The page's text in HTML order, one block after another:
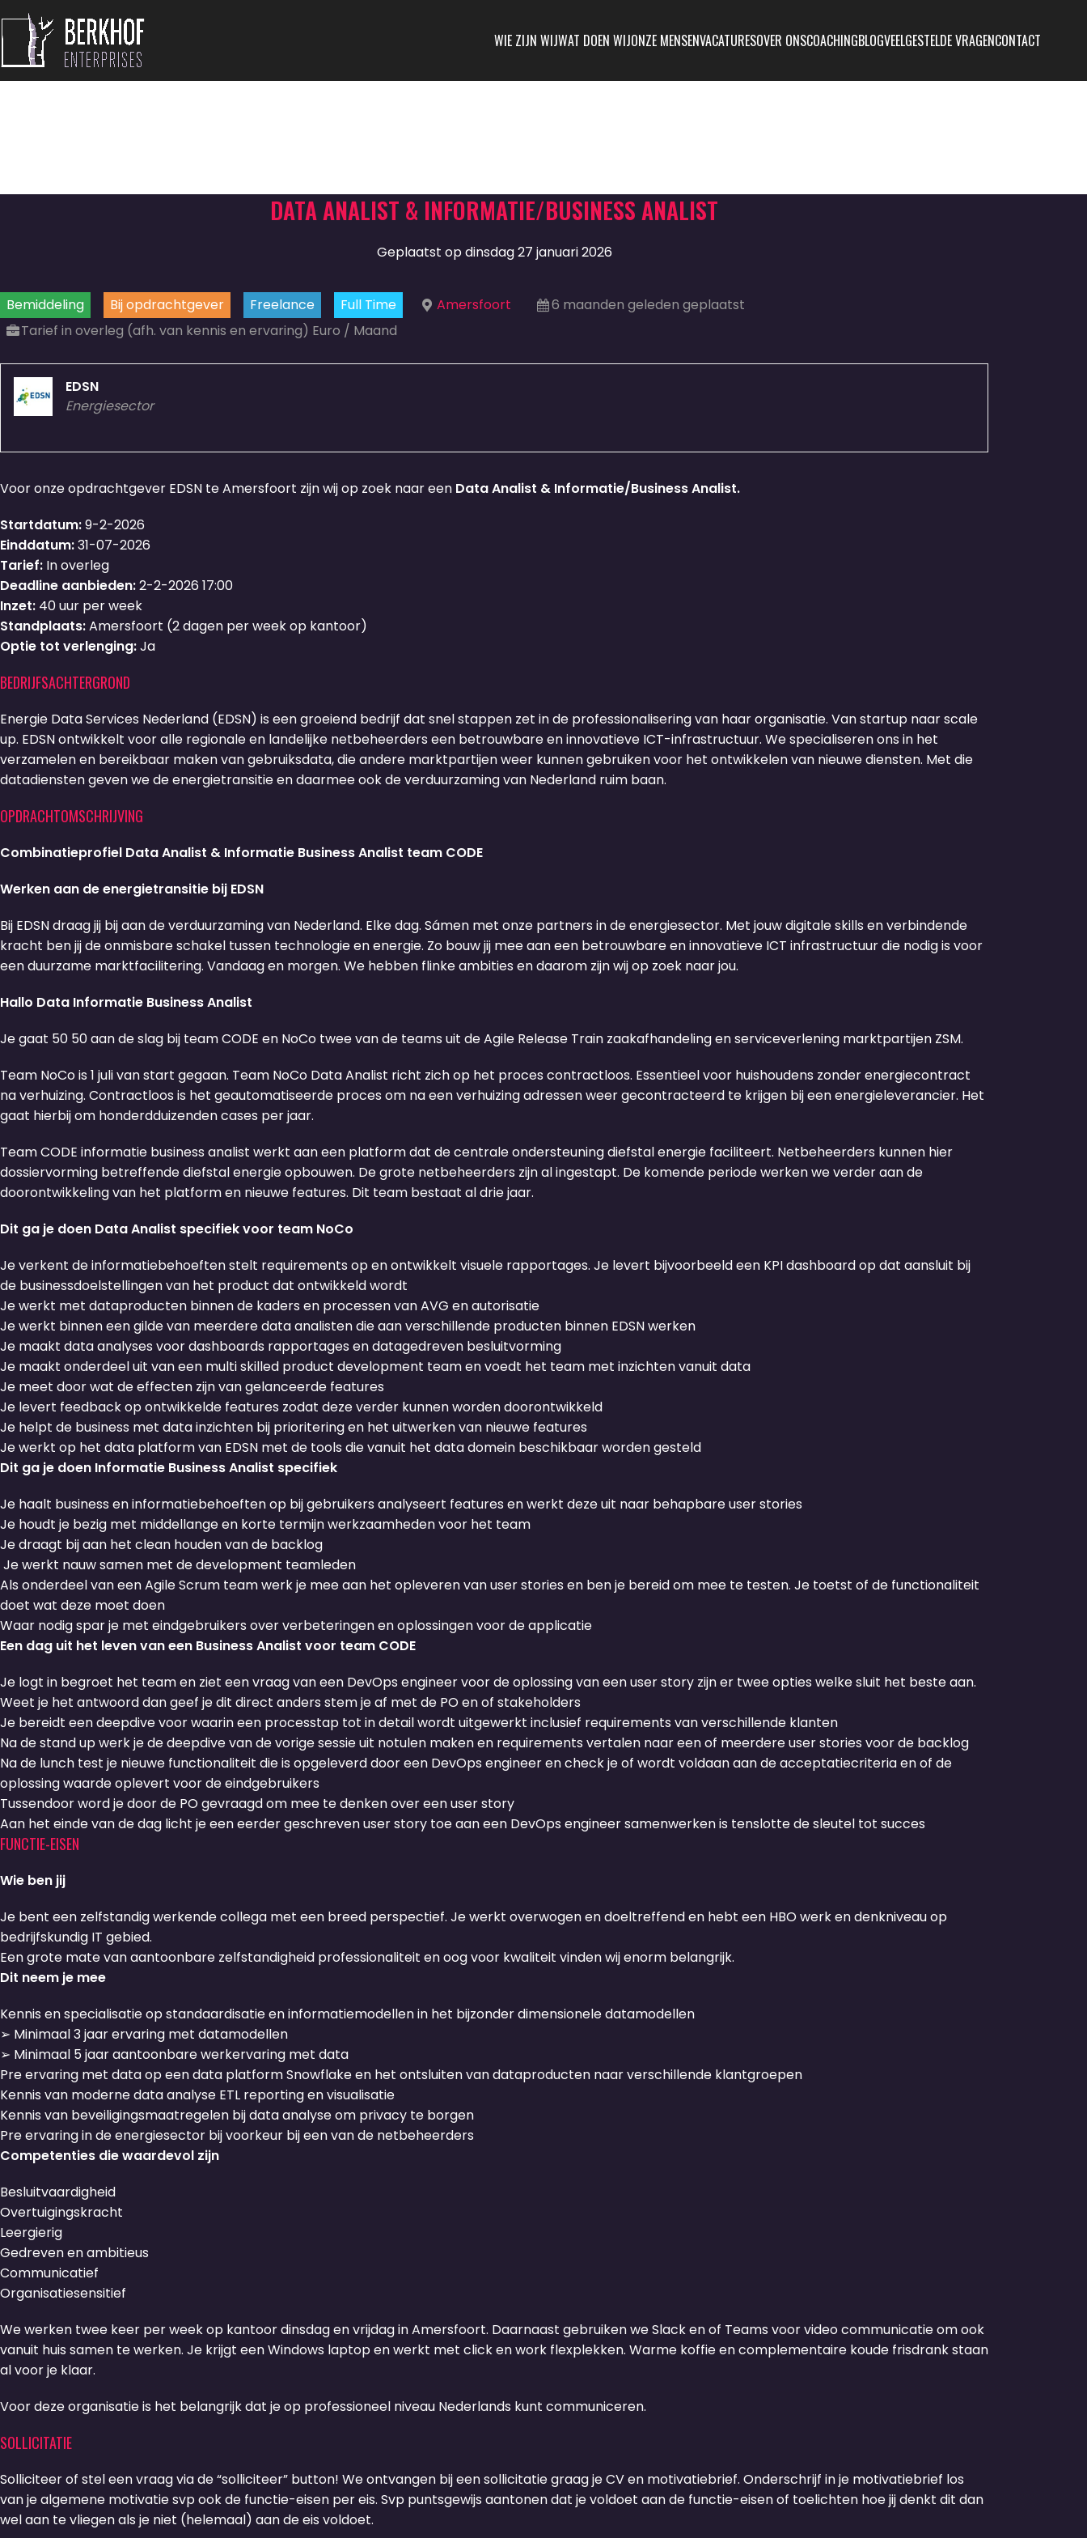
WIE ZIJN WIJWAT DOEN WIJONZE MENSENVACATURESOVER ONSCOACHINGBLOGVEELGESTELDE VRAGENCONTACT
DATA ANALIST & INFORMATIE/BUSINESS ANALIST
Geplaatst op dinsdag 27 januari 2026
Bemiddeling Bij opdrachtgever Freelance Full Time Amersfoort
6 maanden geleden geplaatst
Tarief in overleg (afh. van kennis en ervaring) Euro / Maand
EDSN
Energiesector
Voor onze opdrachtgever EDSN te Amersfoort zijn wij op zoek naar een Data Analist & Informatie/Business Analist.
Startdatum:9-2-2026
Einddatum:31-07-2026
Tarief: In overleg
Deadline aanbieden:2-2-2026 17:00
Inzet: 40 uur per week
Standplaats:Amersfoort (2 dagen per week op kantoor)
Optie tot verlenging:Ja
BEDRIJFSACHTERGROND
Energie Data Services Nederland (EDSN) is een groeiend bedrijf dat snel stappen zet in de professionalisering van haar organisatie. Van startup naar scale
up. EDSN ontwikkelt voor alle regionale en landelijke netbeheerders een betrouwbare en innovatieve ICT-infrastructuur. We specialiseren ons in het
verzamelen en bereikbaar maken van gebruiksdata, die andere marktpartijen weer kunnen gebruiken voor het ontwikkelen van nieuwe diensten. Met die
datadiensten geven we de energietransitie en daarmee ook de verduurzaming van Nederland ruim baan.
OPDRACHTOMSCHRIJVING
Combinatieprofiel Data Analist & Informatie Business Analist team CODE
Werken aan de energietransitie bij EDSN
Bij EDSN draag jij bij aan de verduurzaming van Nederland. Elke dag. Sámen met onze partners in de energiesector. Met jouw digitale skills en verbindende
kracht ben jij de onmisbare schakel tussen technologie en energie. Zo bouw jij mee aan een betrouwbare en innovatieve ICT infrastructuur die nodig is voor
een duurzame marktfacilitering. Vandaag en morgen. We hebben flinke ambities en daarom zijn wij op zoek naar jou.
Hallo Data Informatie Business Analist
Je gaat 50 50 aan de slag bij team CODE en NoCo twee van de teams uit de Agile Release Train zaakafhandeling en serviceverlening marktpartijen ZSM.
Team NoCo is 1 juli van start gegaan. Team NoCo Data Analist richt zich op het proces contractloos. Essentieel voor huishoudens zonder energiecontract
na verhuizing. Contractloos is het geautomatiseerde proces om na een verhuizing adressen weer gecontracteerd te krijgen bij een energieleverancier. Het
gaat hierbij om honderdduizenden cases per jaar.
Team CODE informatie business analist werkt aan een platform dat de centrale ondersteuning diefstal energie faciliteert. Netbeheerders kunnen hier
dossiervorming betreffende diefstal energie opbouwen. De grote netbeheerders zijn al ingestapt. De komende periode werken we verder aan de
doorontwikkeling van het platform en nieuwe features. Dit team bestaat al drie jaar.
Dit ga je doen Data Analist specifiek voor team NoCo
Je verkent de informatiebehoeften stelt requirements op en ontwikkelt visuele rapportages. Je levert bijvoorbeeld een KPI dashboard op dat aansluit bij
de businessdoelstellingen van het product dat ontwikkeld wordt
Je werkt met dataproducten binnen de kaders en processen van AVG en autorisatie
Je werkt binnen een gilde van meerdere data analisten die aan verschillende producten binnen EDSN werken
Je maakt data analyses voor dashboards rapportages en datagedreven besluitvorming
Je maakt onderdeel uit van een multi skilled product development team en voedt het team met inzichten vanuit data
Je meet door wat de effecten zijn van gelanceerde features
Je levert feedback op ontwikkelde features zodat deze verder kunnen worden doorontwikkeld
Je helpt de business met data inzichten bij prioritering en het uitwerken van nieuwe features
Je werkt op het data platform van EDSN met de tools die vanuit het data domein beschikbaar worden gesteld
Dit ga je doen Informatie Business Analist specifiek
Je haalt business en informatiebehoeften op bij gebruikers analyseert features en werkt deze uit naar behapbare user stories
Je houdt je bezig met middellange en korte termijn werkzaamheden voor het team
Je draagt bij aan het clean houden van de backlog
Je werkt nauw samen met de development teamleden
Als onderdeel van een Agile Scrum team werk je mee aan het opleveren van user stories en ben je bereid om mee te testen. Je toetst of de functionaliteit
doet wat deze moet doen
Waar nodig spar je met eindgebruikers over verbeteringen en oplossingen voor de applicatie
Een dag uit het leven van een Business Analist voor team CODE
Je logt in begroet het team en ziet een vraag van een DevOps engineer voor de oplossing van een user story zijn er twee opties welke sluit het beste aan.
Weet je het antwoord dan geef je dit direct anders stem je af met de PO en of stakeholders
Je bereidt een deepdive voor waarin een processtap tot in detail wordt uitgewerkt inclusief requirements van verschillende klanten
Na de stand up werk je de deepdive van de vorige sessie uit notulen maken en requirements vertalen naar een of meerdere user stories voor de backlog
Na de lunch test je nieuwe functionaliteit die is opgeleverd door een DevOps engineer en check je of wordt voldaan aan de acceptatiecriteria en of de
oplossing waarde oplevert voor de eindgebruikers
Tussendoor word je door de PO gevraagd om mee te denken over een user story
Aan het einde van de dag licht je een eerder geschreven user story toe aan een DevOps engineer samenwerken is tenslotte de sleutel tot succes
FUNCTIE-EISEN
Wie ben jij
Je bent een zelfstandig werkende collega met een breed perspectief. Je werkt overwogen en doeltreffend en hebt een HBO werk en denkniveau op
bedrijfskundig IT gebied.
Een grote mate van aantoonbare zelfstandigheid professionaliteit en oog voor kwaliteit vinden wij enorm belangrijk.
Dit neem je mee
Kennis en specialisatie op standaardisatie en informatiemodellen in het bijzonder dimensionele datamodellen
➢ Minimaal 3 jaar ervaring met datamodellen
➢ Minimaal 5 jaar aantoonbare werkervaring met data
Pre ervaring met data op een data platform Snowflake en het ontsluiten van dataproducten naar verschillende klantgroepen
Kennis van moderne data analyse ETL reporting en visualisatie
Kennis van beveiligingsmaatregelen bij data analyse om privacy te borgen
Pre ervaring in de energiesector bij voorkeur bij een van de netbeheerders
Competenties die waardevol zijn
Besluitvaardigheid
Overtuigingskracht
Leergierig
Gedreven en ambitieus
Communicatief
Organisatiesensitief
We werken twee keer per week op kantoor dinsdag en vrijdag in Amersfoort. Daarnaast gebruiken we Slack en of Teams voor video communicatie om ook
vanuit huis samen te werken. Je krijgt een Windows laptop en werkt met click en work flexplekken. Warme koffie en complementaire koude frisdrank staan
al voor je klaar.
Voor deze organisatie is het belangrijk dat je op professioneel niveau Nederlands kunt communiceren.
SOLLICITATIE
Solliciteer of stel een vraag via de “solliciteer” button! We ontvangen bij een sollicitatie graag je CV en motivatiebrief. Onderschrijf in je motivatiebrief los
van je algemene motivatie svp ook de functie-eisen per eis. Svp puntsgewijs aantonen dat je voldoet aan de functie-eisen of toelichten hoe jij denkt dit dan
wel aan te vliegen als je niet (helemaal) aan de eis voldoet.